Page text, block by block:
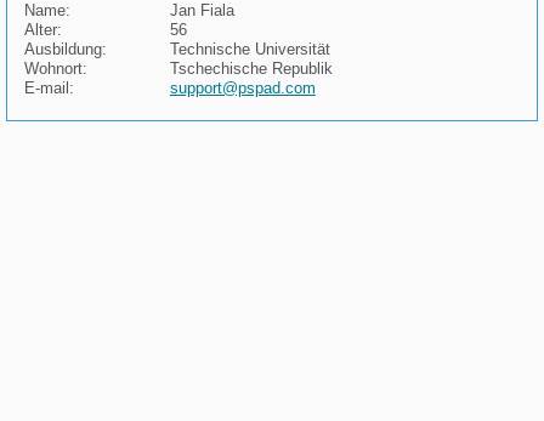
Name:
Jan Fiala
Alter:
56
Ausbildung:
Technische Universität
Wohnort:
Tschechische Republik
E-mail:
support@pspad.com